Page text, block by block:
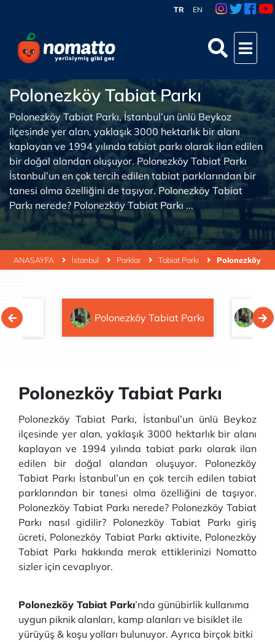
TR EN
ANASAYFA İstanbul Parklar Tabiat Parkı Polonezköy
Polonezköy Tabiat Parkı
Polonezköy Tabiat Parkı, İstanbul’un ünlü Beykoz
ilçesinde yer alan, yaklaşık 3000 hektarlık bir alanı
kaplayan ve 1994 yılında tabiat parkı olarak ilan edilen
bir doğal alandan oluşuyor. Polonezköy Tabiat Parkı
İstanbul’un en çok tercih edilen tabiat parklarından bir
tanesi olma özelliğini de taşıyor. Polonezköy Tabiat
Parkı nerede? Polonezköy Tabiat Parkı ...
Polonezköy Tabiat Parkı
Polonezköy Tabiat Parkı
Polonezköy Tabiat Parkı, İstanbul’un ünlü Beykoz
ilçesinde yer alan, yaklaşık 3000 hektarlık bir alanı
kaplayan ve 1994 yılında tabiat parkı olarak ilan
edilen bir doğal alandan oluşuyor. Polonezköy
Tabiat Parkı İstanbul’un en çok tercih edilen tabiat
parklarından bir tanesi olma özelliğini de taşıyor.
Polonezköy Tabiat Parkı nerede? Polonezköy Tabiat
Parkı nasıl gidilir? Polonezköy Tabiat Parkı giriş
ücreti, Polonezköy Tabiat Parkı aktivite, Polonezköy
Tabiat Parkı hakkında merak ettiklerinizi Nomatto
sizler için cevaplıyor.
Polonezköy Tabiat Parkı’nda günübirlik kullanıma
uygun piknik alanları, kamp alanları ve bisiklet ile
yürüyüş & koşu yolları bulunuyor. Ayrıca birçok bitki